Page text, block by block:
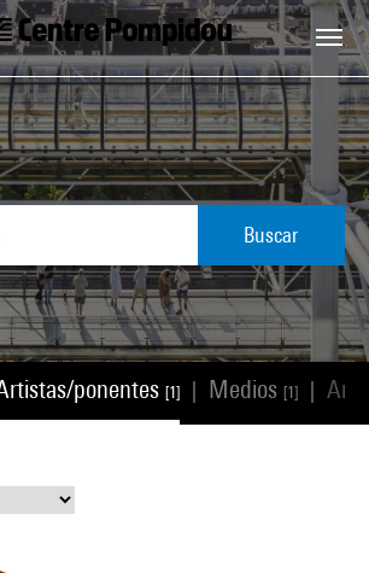
Buscar
ponentes [1] Medios [1]